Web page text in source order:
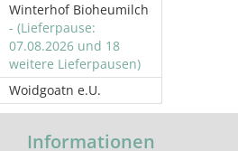
Winterhof Bioheumilch
- (Lieferpause:
07.08.2026 und 18
weitere Lieferpausen)
Woidgoatn e.U.
Informationen